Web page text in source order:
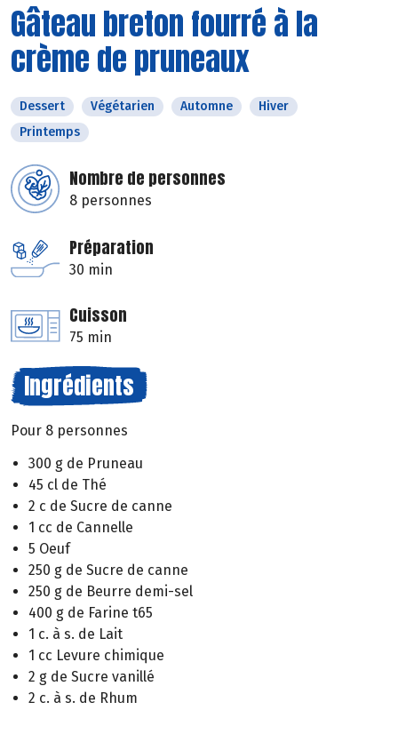
Gâteau breton fourré à la
crème de pruneaux
Dessert Végétarien Automne
Hiver
Printemps
Nombre de personnes
8 personnes
Préparation
30 min
Cuisson
75 min
Ingrédients
Pour 8 personnes
300 g de Pruneau
45 cl de Thé
2 c de Sucre de canne
1 cc de Cannelle
5 Oeuf
250 g de Sucre de canne
250 g de Beurre demi-sel
400 g de Farine t65
1 c. à s. de Lait
1 cc Levure chimique
2 g de Sucre vanillé
2 c. à s. de Rhum